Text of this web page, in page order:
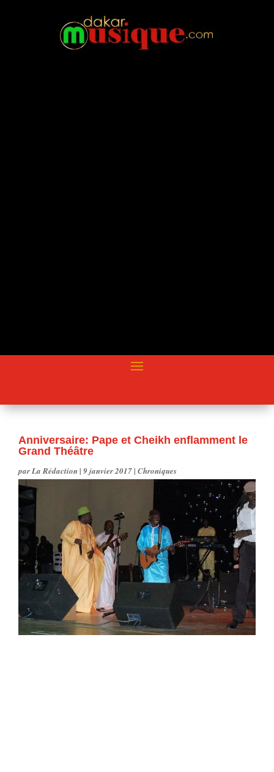
Anniversaire: Pape et Cheikh enflamment le
Grand Théâtre
parLa Rédaction| 9 janvier 2017| Chroniques